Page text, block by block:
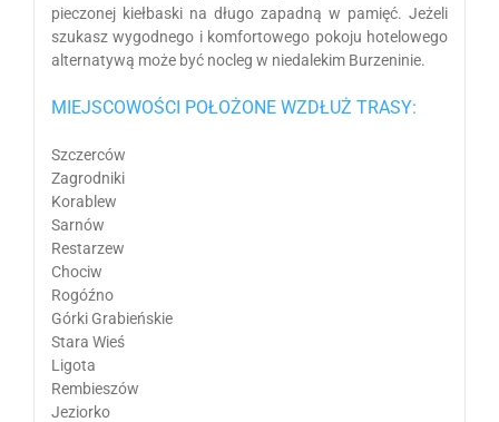
pieczonej kiełbaski na długo zapadną w pamięć. Jeżeli
szukasz wygodnego i komfortowego pokoju hotelowego
alternatywą może być nocleg w niedalekim Burzeninie.
MIEJSCOWOŚCI POŁOŻONE WZDŁUŻ TRASY:
Szczerców
Zagrodniki
Korablew
Sarnów
Restarzew
Chociw
Rogóźno
Górki Grabieńskie
Stara Wieś
Ligota
Rembieszów
Jeziorko